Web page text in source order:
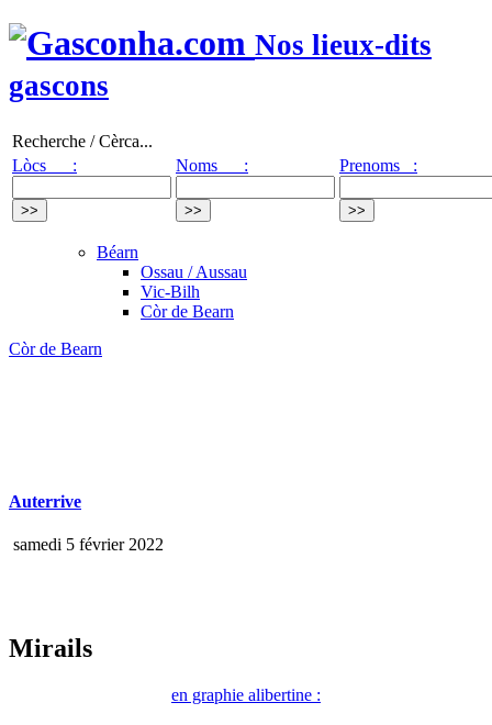
Nos lieux-dits
gascons
Recherche / Cèrca...
Lòcs :
Noms : Prenoms :
Béarn
Ossau / Aussau
Vic-Bilh
Còr de Bearn
Còr de Bearn
Auterrive
samedi 5 février 2022
Mirails
en graphie alibertine :